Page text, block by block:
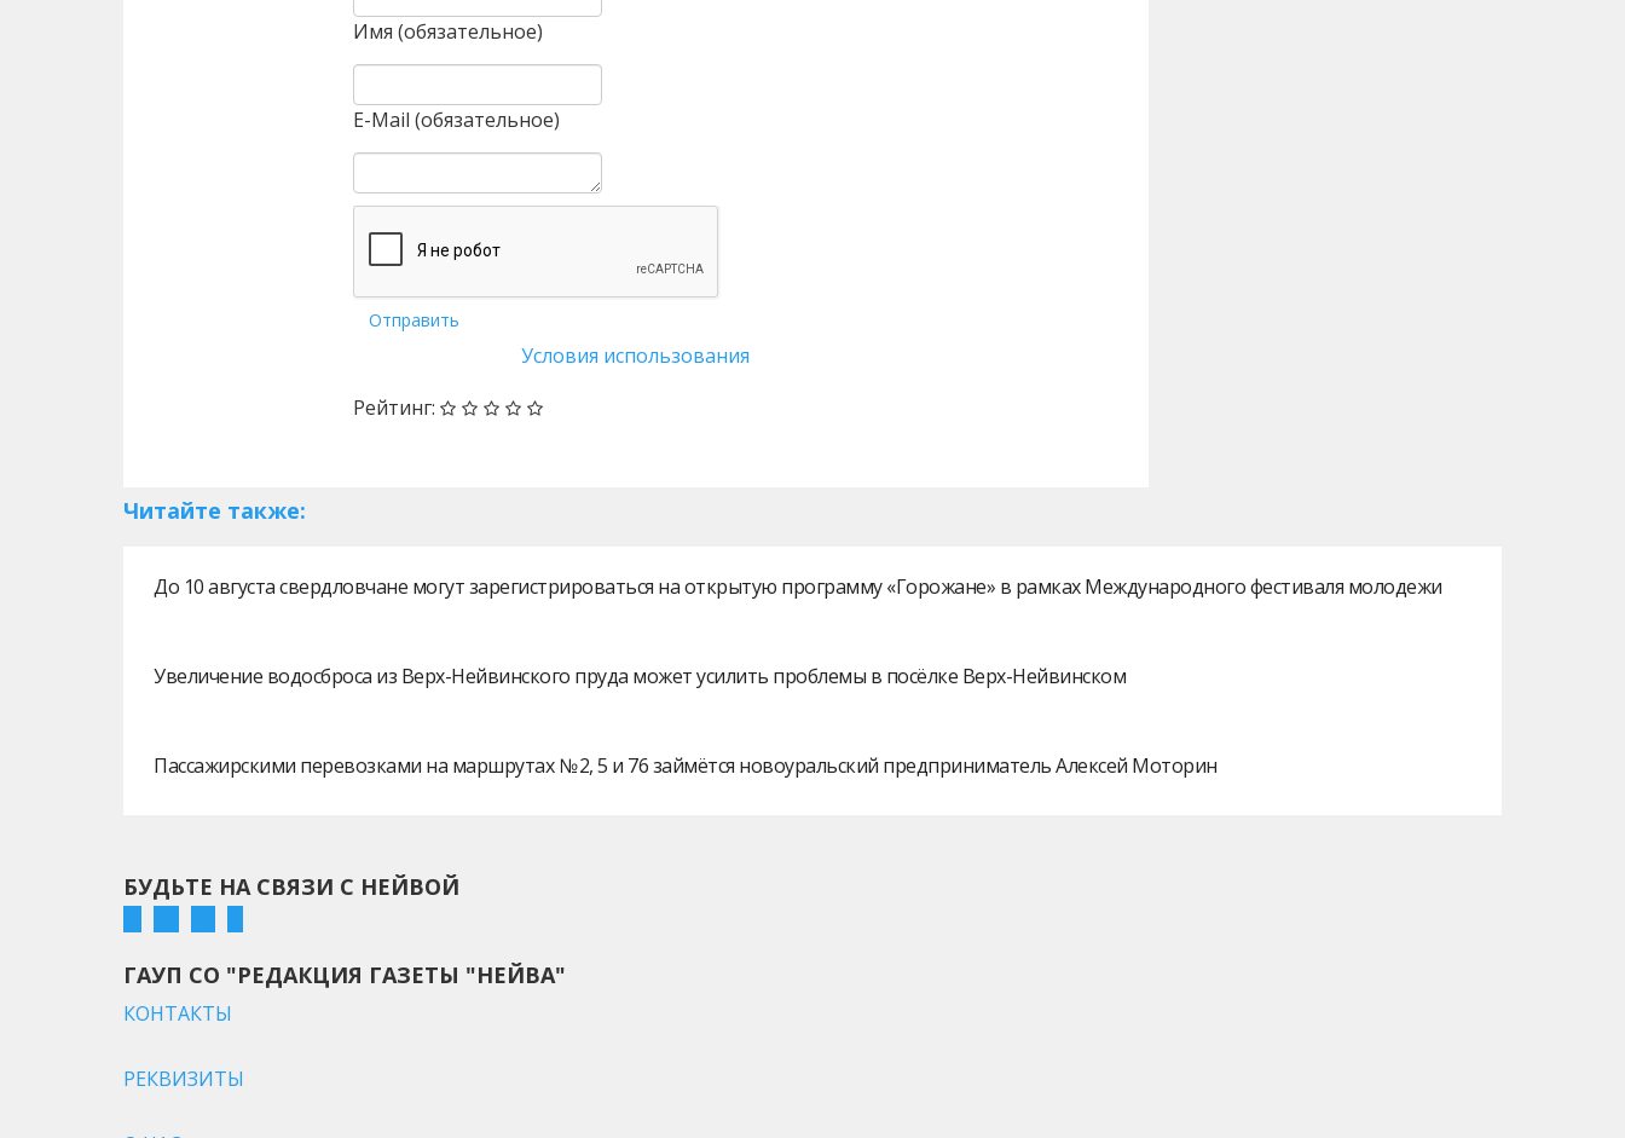
Имя (обязательное)
E-Mail (обязательное)
Отправить
Условия использования
Рейтинг:
Читайте также:
До 10 августа свердловчане могут зарегистрироваться на открытую программу «Горожане» в рамках Международного фестиваля молодежи
Увеличение водосброса из Верх-Нейвинского пруда может усилить проблемы в посёлке Верх-Нейвинском
Пассажирскими перевозками на маршрутах № 2, 5 и 76 займётся новоуральский предприниматель Алексей Моторин
БУДЬТЕ НА СВЯЗИ С НЕЙВОЙ
ГАУП СО "РЕДАКЦИЯ ГАЗЕТЫ "НЕЙВА"
КОНТАКТЫ
РЕКВИЗИТЫ